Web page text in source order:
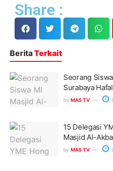
Share :
BeritaTerkait
Seorang
Surabaya
by MAS TV
15 Delegasi
Masjid Al-
by MAS TV